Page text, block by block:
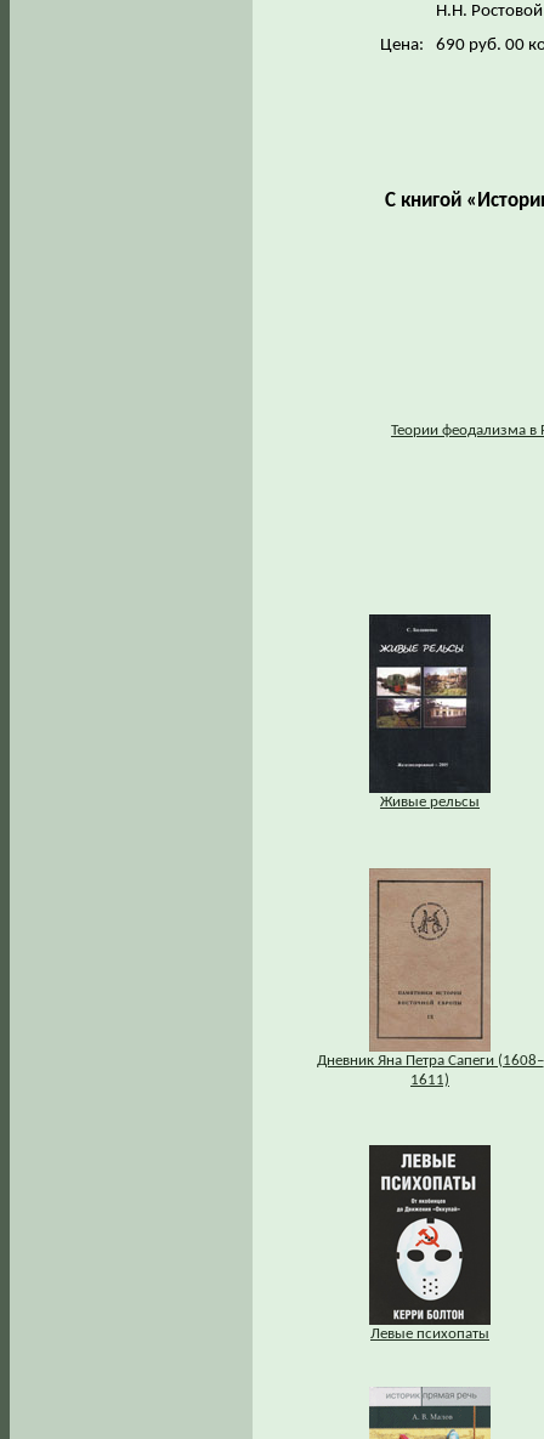
Н.Н.
Цена:
690 руб. 00
С книгой
Теории феодализма в
Живые рельсы
Дневник Яна Петра Сапеги (1608–
1611)
Левые психопаты